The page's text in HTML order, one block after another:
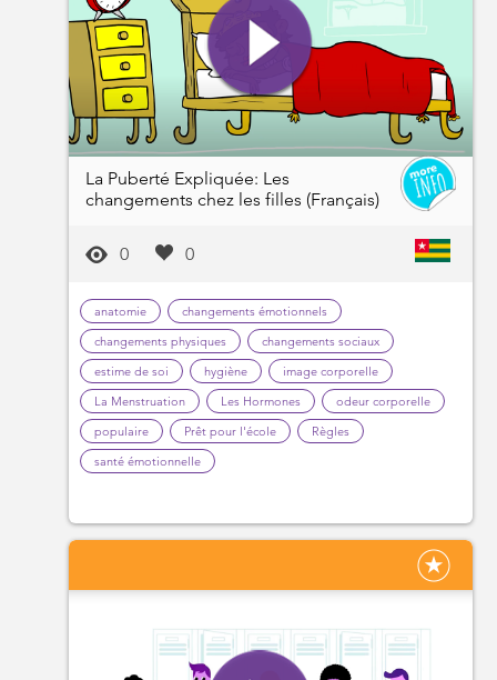
La Puberté Expliquée: Les
changements chez les filles (Français)
0 0
anatomie
changements émotionnels
changements physiques
changements sociaux
estime de soi
hygiène
image corporelle
La Menstruation
Les Hormones
odeur corporelle
populaire
Prêt pour l'école
Règles
santé émotionnelle